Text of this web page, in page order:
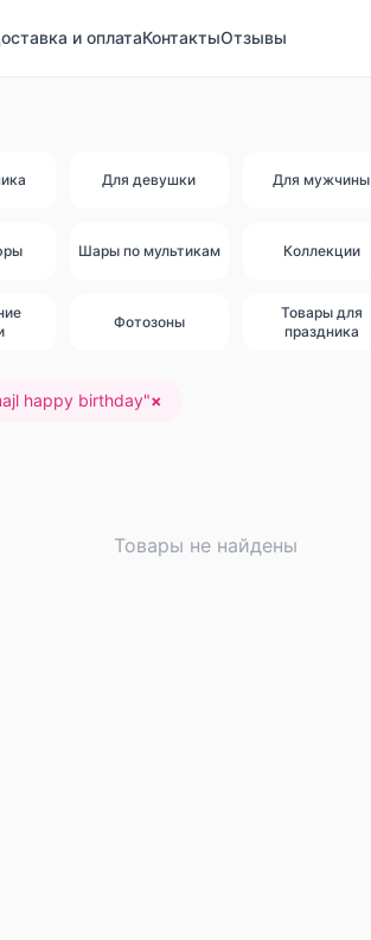
и оплатаКонтактыОтзывы
Для девушки Для мужчины
Шары по мультикам Коллекции
Фотозоны
Товары для
праздника
happy birthday"×
Товары не найдены